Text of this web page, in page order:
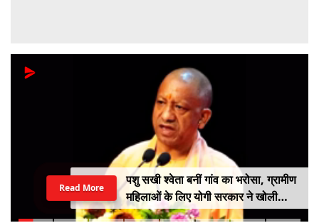
पशु सखी श्वेता बनीं गांव का भरोसा, ग्रामीण
महिलाओं के लिए योगी सरकार ने खोली
आत्मनिर्भरता की राह
Read More